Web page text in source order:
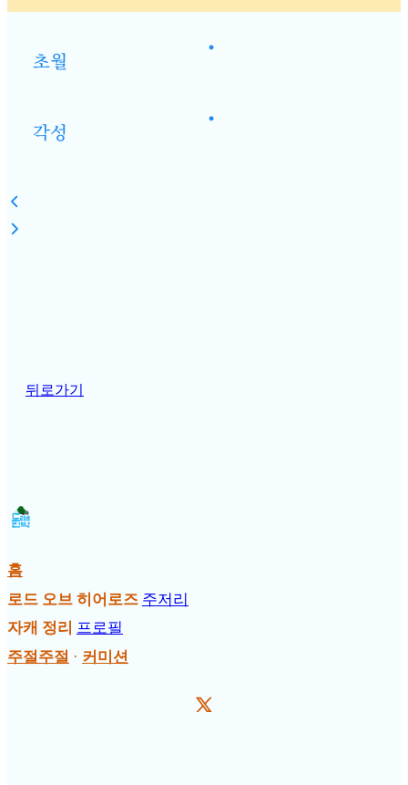
초월
•
각성
•
뒤로가기
홈
로드 오브 히어로즈 주저리
자캐 정리 프로필
주절주절 · 커미션